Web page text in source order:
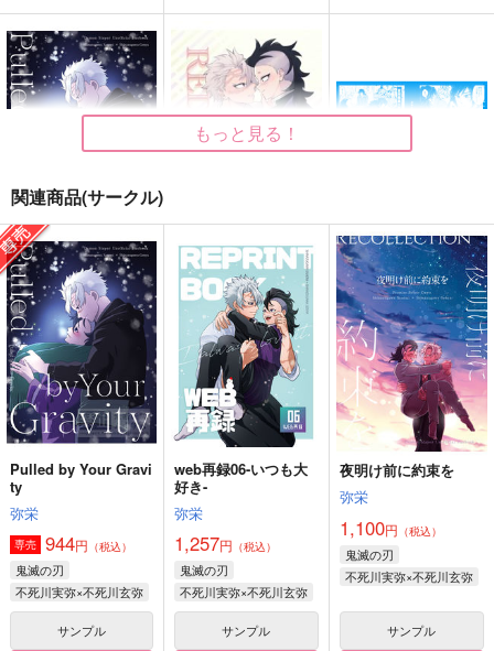
Pulled by Your Gravi
ty
弥栄
944円 （税込）
不死川実弥×不死川玄弥
サンプル
作品詳細
RE DO
うなさか
629円（税込）
不死川実弥×不死川玄弥
サンプル
作品詳細
ぎゆさねWEB再録集
2025
紙マキマキ
787円（税込）
冨岡義勇×不死川実弥
サンプル
作品詳細
もっと見る！
関連商品(サークル)
Pulled by Your Gravi
ty
弥栄
専売 944円 （税込）
鬼滅の刃
不死川実弥×不死川玄弥
サンプル
web再録06-いつも大
好き-
弥栄
1,257円 （税込）
鬼滅の刃
不死川実弥×不死川玄弥
サンプル
夜明け前に約束を
弥栄
1,100円 （税込）
鬼滅の刃
不死川実弥×不死川玄弥
サンプル